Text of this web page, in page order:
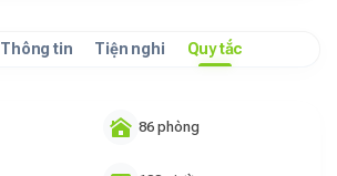
Thông tin Tiện nghi Quy tắc
86 phòng